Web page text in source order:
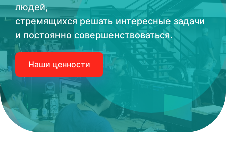
людей,
стремящихся решать интересные задачи
и постоянно совершенствоваться.
Наши ценности